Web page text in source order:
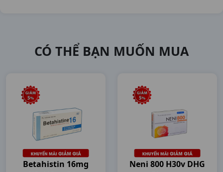
CÓ THỂ BẠN MUỐN MUA
Betahistin 16mg
Neni 800 H30v DHG